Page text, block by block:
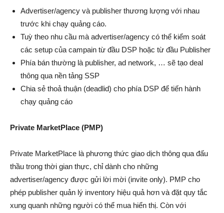
Advertiser/agency và publisher thương lượng với nhau
trước khi chạy quảng cáo.
Tuỳ theo nhu cầu mà advertiser/agency có thể kiểm soát
các setup của campain từ đầu DSP hoặc từ đầu Publisher
Phía bán thường là publisher, ad network, … sẽ tạo deal
thông qua nền tảng SSP
Chia sẻ thoả thuận (deadlid) cho phía DSP để tiến hành
chạy quảng cáo
Private MarketPlace (PMP)
Private MarketPlace là phương thức giao dịch thông qua đấu
thầu trong thời gian thực, chỉ dành cho những
advertiser/agency được gửi lời mời (invite only). PMP cho
phép publisher quản lý inventory hiệu quả hơn và đặt quy tắc
xung quanh những người có thể mua hiển thị. Còn với